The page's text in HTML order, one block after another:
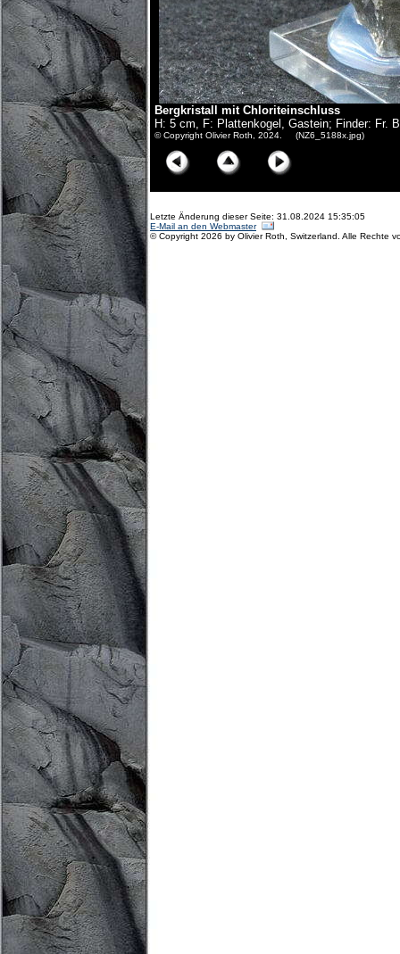
Bergkristall mit Chloriteinschluss
H: 5 cm, F: Plattenkogel, Gastein; Finder: Fr.
© Copyright Olivier Roth, 2024. (NZ6_5188x.jpg)
Letzte Änderung dieser Seite: 31.08.2024 15:35:05
E-Mail an den Webmaster
© Copyright 2026 by Olivier Roth, Switzerland. Alle Rechte